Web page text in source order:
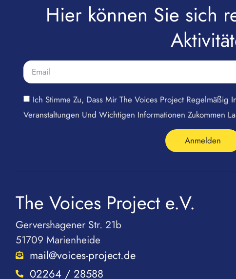
Hier können Sie sich
Ich Stimme Zu, Dass Mir The Voices Project Regelmäßig
Veranstaltungen Und Wichtigen Informationen Zukommen
Anmelden
The Voices Project e.V.
Gervershagener Str. 21b
51709 Marienheide
mail@voices-project.de
02264 / 28588